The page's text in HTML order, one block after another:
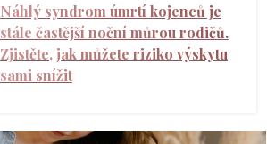
Náhlý syndrom úmrtí kojenců je
stále častější noční můrou rodičů.
Zjistěte, jak můžete riziko výskytu
sami snížit